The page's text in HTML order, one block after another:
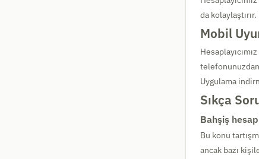
da
Mobil
Uygulama
Sıkça
Bahşiş
Bu konu
ancak bazı